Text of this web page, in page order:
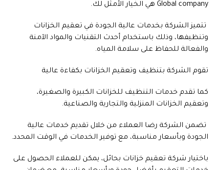
Global company هي الخيار الأمثل لك.
تتميز الشركة بخدمات عالية الجودة في تعقيم الخزانات
وتنظيفها، وذلك باستخدام أحدث التقنيات والمواد الآمنة
والفعالة للحفاظ على سلامة المياه.
تقوم الشركة بتنظيف وتعقيم الخزانات بكفاءة عالية
كما تقدم خدمات التنظيف للخزانات الكبيرة والصغيرة،
وتعقيم الخزانات المنزلية والتجارية والصناعية.
تضمن الشركة رضا العملاء من خلال تقديم خدمات عالية
الجودة وبأسعار مناسبة، مع توفير الخدمات في الوقت المحدد.
باختيار شركة تعقيم خزانات بحائل، يمكن للعملاء الحصول على